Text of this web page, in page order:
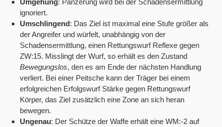
Umgehung: Panzerung wird bei der Schadensermittlung
ignoriert.
Umschlingend: Das Ziel ist maximal eine Stufe größer als
der Angreifer und würfelt, unabhängig von der
Schadensermittlung, einen Rettungswurf Reflexe gegen
ZW:15. Misslingt der Wurf, so erhält es den Zustand
Bewegungslos, den es am Ende der nächsten Handlung
verliert. Bei einer Peitsche kann der Träger bei einem
erfolgreichen Erfolgswurf Stärke gegen Rettungswurf
Körper, das Ziel zusätzlich eine Zone an sich heran
bewegen.
Ungenau: Der Schütze der Waffe erhält eine WM:-2 auf